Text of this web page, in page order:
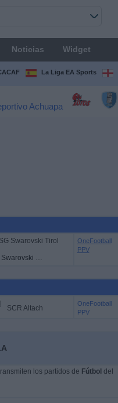
Noticias Widget
La Liga EA Sports
WSG Swarovski Tirol
OneFootball
PPV
SCR Altach
OneFootball
PPV
los partidos de Fútbol del